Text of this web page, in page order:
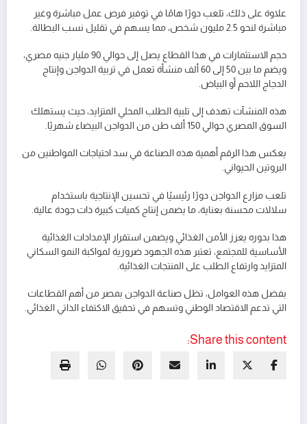
علاوة على ذلك، تلعب دورًا هامًا في توفير فرص عمل مباشرة وغير
مباشرة لنحو 2.5 مليون شخص، مما يسهم في تقليل نسب البطالة.
حجم الاستثمارات في هذا القطاع يصل إلى حوالي 90 مليار جنيه مصري،
ويضم ما بين 50 إلى 60 ألف منشأة تعمل في تربية الدواجن وإنتاج
الدجاج اللاحم أو البياض.
هذه المنشآت تهدف إلى تلبية الطلب المحلي المتزايد، حيث يستهلك
السوق المصري حوالي 150 ألف طن من الدواجن البيضاء شهريًا.
يعكس هذا الرقم أهمية هذه الصناعة في سد احتياجات المواطنين من
البروتين الحيواني.
تلعب مزارع الدواجن دورًا رئيسيًا في تحسين الإنتاجية باستخدام
سلالات محسنة بعناية، ما يضمن إنتاج كميات كبيرة ذات جودة عالية.
هذا بدوره يعزز الأمن الغذائي ويضمن استقرار الإمدادات الغذائية
الأساسية للمجتمع، تعتبر هذه الجهود ضرورية لمواكبة النمو السكاني
المتزايد وارتفاع الطلب على المنتجات الغذائية.
بفضل هذه العوامل، تظل صناعة الدواجن بمصر من أهم القطاعات
التي تدعم الاقتصاد الوطني وتسهم في تحقيق الاكتفاء الذاتي الغذائي.
Share this content: